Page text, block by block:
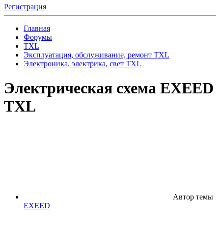
Регистрация
Главная
Форумы
TXL
Эксплуатация, обслуживание, ремонт TXL
Электроника, электрика, свет TXL
Электрическая схема EXEED
TXL
Автор темы
EXEED